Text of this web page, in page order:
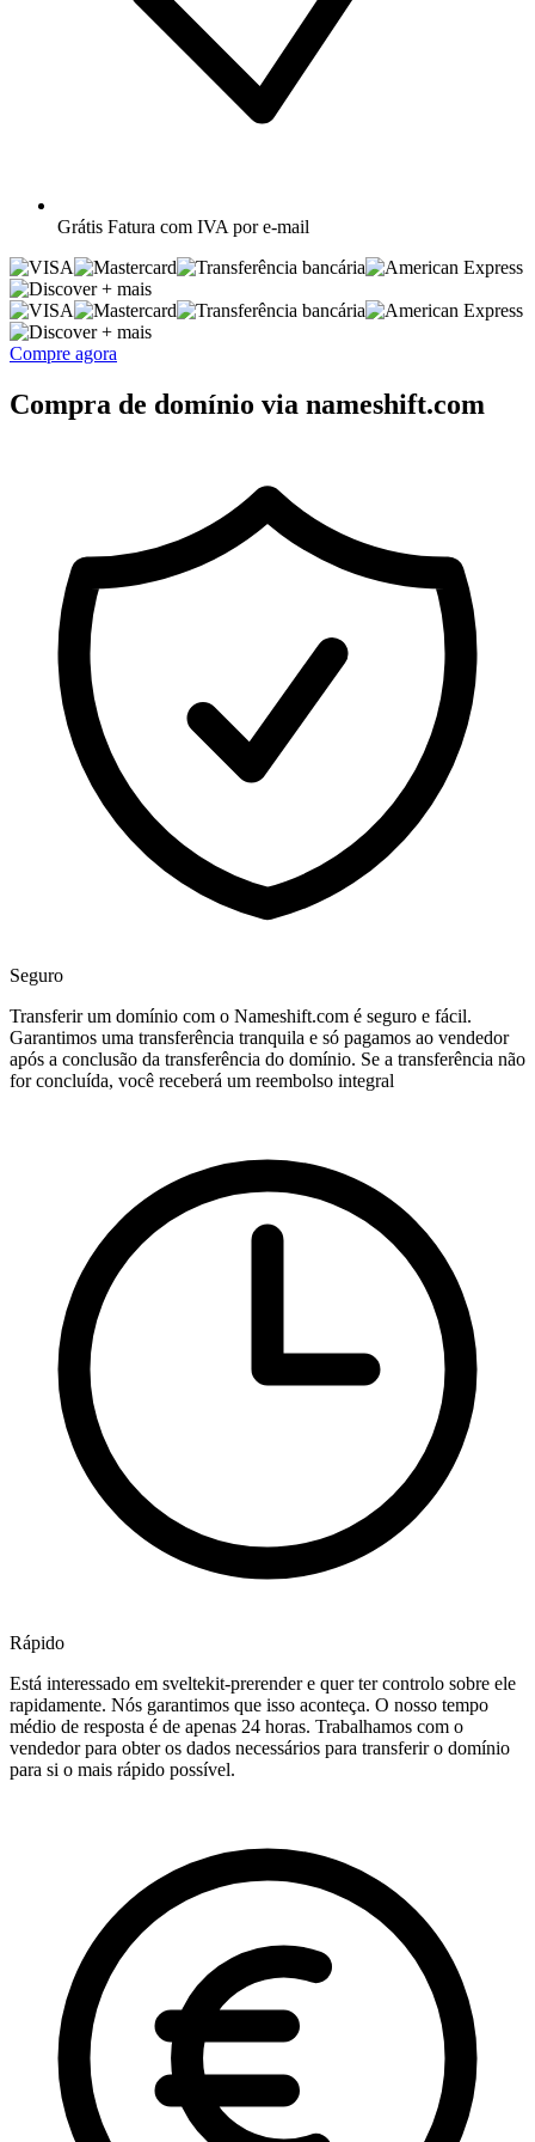
Grátis Fatura com IVA por e-mail
+ mais
+ mais
Compre agora
Compra de domínio via nameshift.com
Seguro
Transferir um domínio com o Nameshift.com é seguro e fácil.
Garantimos uma transferência tranquila e só pagamos ao vendedor
após a conclusão da transferência do domínio. Se a transferência não
for concluída, você receberá um reembolso integral
Rápido
Está interessado em sveltekit-prerender e quer ter controlo sobre ele
rapidamente. Nós garantimos que isso aconteça. O nosso tempo
médio de resposta é de apenas 24 horas. Trabalhamos com o
vendedor para obter os dados necessários para transferir o domínio
para si o mais rápido possível.